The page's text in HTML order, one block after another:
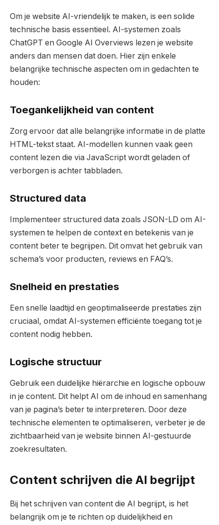
Om je website AI-vriendelijk te maken, is een solide
technische basis essentieel. AI-systemen zoals
ChatGPT en Google AI Overviews lezen je website
anders dan mensen dat doen. Hier zijn enkele
belangrijke technische aspecten om in gedachten te
houden:
Toegankelijkheid van content
Zorg ervoor dat alle belangrijke informatie in de platte
HTML-tekst staat. AI-modellen kunnen vaak geen
content lezen die via JavaScript wordt geladen of
verborgen is achter tabbladen.
Structured data
Implementeer structured data zoals JSON-LD om AI-
systemen te helpen de context en betekenis van je
content beter te begrijpen. Dit omvat het gebruik van
schema’s voor producten, reviews en FAQ’s.
Snelheid en prestaties
Een snelle laadtijd en geoptimaliseerde prestaties zijn
cruciaal, omdat AI-systemen efficiënte toegang tot je
content nodig hebben.
Logische structuur
Gebruik een duidelijke hiërarchie en logische opbouw
in je content. Dit helpt AI om de inhoud en samenhang
van je pagina’s beter te interpreteren. Door deze
technische elementen te optimaliseren, verbeter je de
zichtbaarheid van je website binnen AI-gestuurde
zoekresultaten.
Content schrijven die AI begrijpt
Bij het schrijven van content die AI begrijpt, is het
belangrijk om je te richten op duidelijkheid en